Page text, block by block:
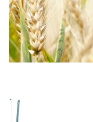
Вијести
Активности